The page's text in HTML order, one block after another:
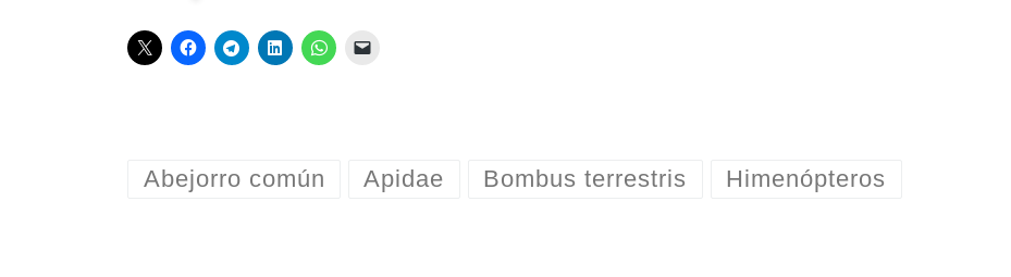
Abejorro común Apidae Bombus terrestris Himenópteros